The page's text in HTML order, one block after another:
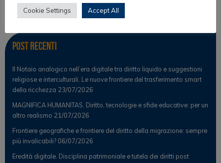
Osservatorio Scientifico
Post Recenti
Il Notaio analogico nell’era digitale tra diritto liquido e suggestioni
religiose e interculturali. Le nuove frontiere del trasferimento smart
della ricchezza 23/07/2026
MAGNIFICA HUMANITAS. Diritto, tecnologie e sfide educative: per un
altro realismo 21/07/2026
Frontiere geografiche e frontiere del diritto della migrazione: sempre
più invalicabili? 06/07/2026
Eredità digitale. Disciplina patrimoniale e tutela dei diritti post
Cookie Settings Accept All